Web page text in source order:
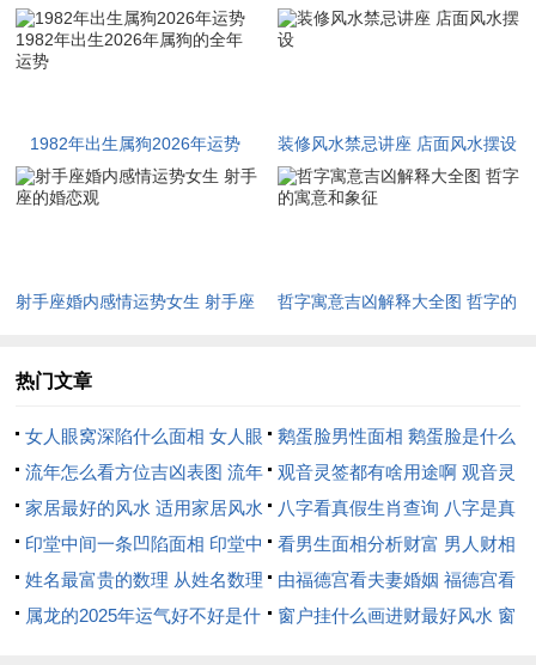
伴随偏财机遇，借流年运势，尤需警惕风险，此所谓「财来财
去」，尽管理财有道，这守财关仍难过，而冲动消费，不理智借
说一千道一万，充足现金流才是安全感，据实际状况，或考虑购
置实物资产，值此年份，当投资起时生肖狗的朋友，只有稳扎稳
感情婚姻方面82年属狗人2026年较为平顺。将迎来更加多个庭
感，随生活琐事缠绕，那沟通意愿降低，想改善关系，接续温
情，可主动创造浪漫，即安排短期旅行。
踏青出游，凭共处时光，基于情感记忆，由心出发交流，陪伴是
最长情的告白，借节日纪念日，尤其适合表白心迹，此年利于修
复旧日情谊，尽力弥补遗憾，这可以让感情升温，而忽视对方感
1982年出生属狗2026年运势
1982年出生2026年属狗的全年
装修风水禁忌讲座 店面风水摆设
射手座婚内感情运势女生 射手座
哲字寓意吉凶解释大全图 哲字的
热门文章
女人眼窝深陷什么面相 女人眼
窝深陷是短命相吗
鹅蛋脸男性面相 鹅蛋脸是什么
脸型男性
流年怎么看方位吉凶表图 流年
位置怎么看
观音灵签都有啥用途啊 观音灵
签全部签签词
家居最好的风水 适用家居风水
八字看真假生肖查询 八字是真
还是假
印堂中间一条凹陷面相 印堂中
间有条线沟好不好
看男生面相分析财富 男人财相
从哪里看
姓名最富贵的数理 从姓名数理
看富豪
由福德宫看夫妻婚姻 福德宫看
配偶生肖
属龙的2025年运气好不好是什
窗户挂什么画进财最好风水 窗